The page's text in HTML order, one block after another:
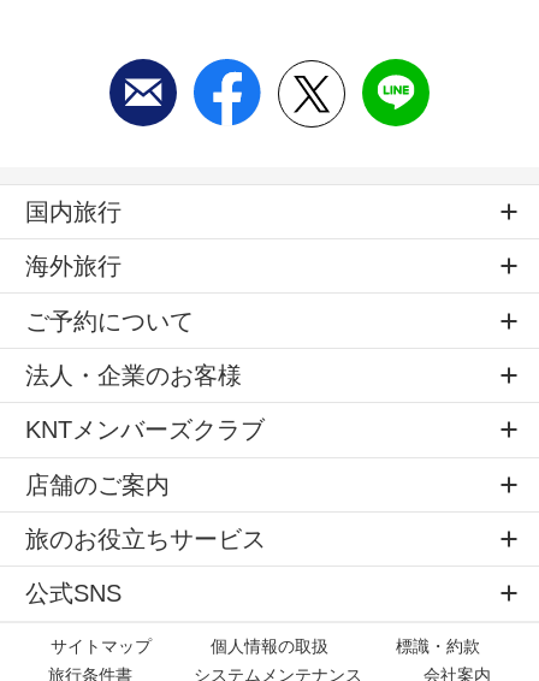
虎ノ門ヒルズ 公式サイト
国内旅行
海外旅行
ご予約について
法人・企業のお客様
KNTメンバーズクラブ
店舗のご案内
旅のお役立ちサービス
公式SNS
サイトマップ 個人情報の取扱
標識・約款
旅行条件書
システムメンテナンス 会社案内